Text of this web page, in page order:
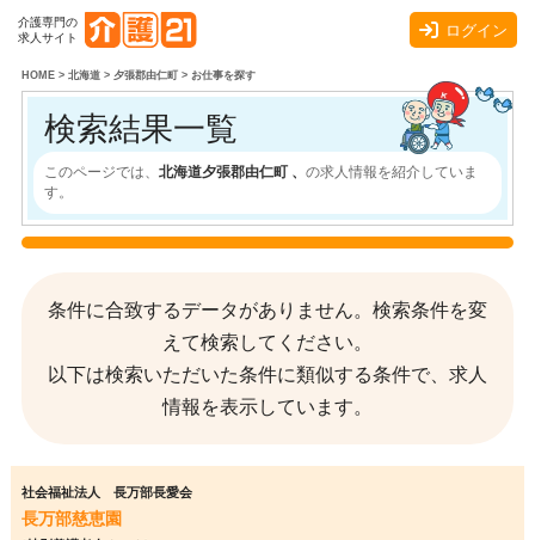
介護専門の
求人サイト
ログイン
HOME> 北海道> 夕張郡由仁町> お仕事を探す
検索結果一覧
このページでは、 北海道夕張郡由仁町 、 の求人情報を紹介していま
す。
条件に合致するデータがありません。検索条件を変
えて検索してください。
以下は検索いただいた条件に類似する条件で、求人
情報を表示しています。
社会福祉法人 長万部長愛会
長万部慈恵園